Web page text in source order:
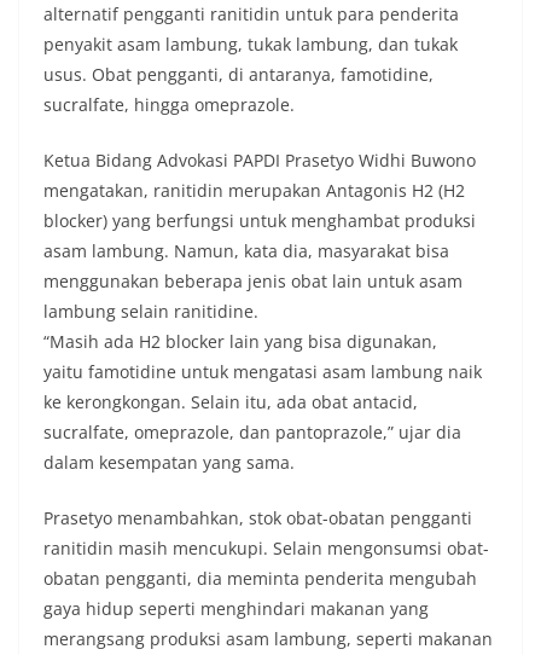
alternatif pengganti ranitidin untuk para penderita
penyakit asam lambung, tukak lambung, dan tukak
usus. Obat pengganti, di antaranya, famotidine,
sucralfate, hingga omeprazole.
Ketua Bidang Advokasi PAPDI Prasetyo Widhi Buwono
mengatakan, ranitidin merupakan Antagonis H2 (H2
blocker) yang berfungsi untuk menghambat produksi
asam lambung. Namun, kata dia, masyarakat bisa
menggunakan beberapa jenis obat lain untuk asam
lambung selain ranitidine.
“Masih ada H2 blocker lain yang bisa digunakan,
yaitu famotidine untuk mengatasi asam lambung naik
ke kerongkongan. Selain itu, ada obat antacid,
sucralfate, omeprazole, dan pantoprazole,” ujar dia
dalam kesempatan yang sama.
Prasetyo menambahkan, stok obat-obatan pengganti
ranitidin masih mencukupi. Selain mengonsumsi obat-
obatan pengganti, dia meminta penderita mengubah
gaya hidup seperti menghindari makanan yang
merangsang produksi asam lambung, seperti makanan